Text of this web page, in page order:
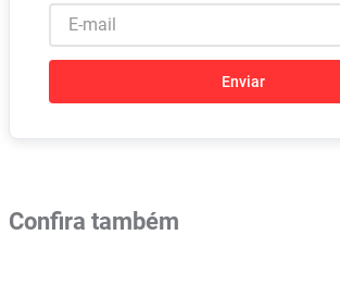
Enviar
Confira também